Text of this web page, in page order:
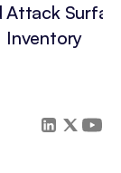
Attack
Inventory